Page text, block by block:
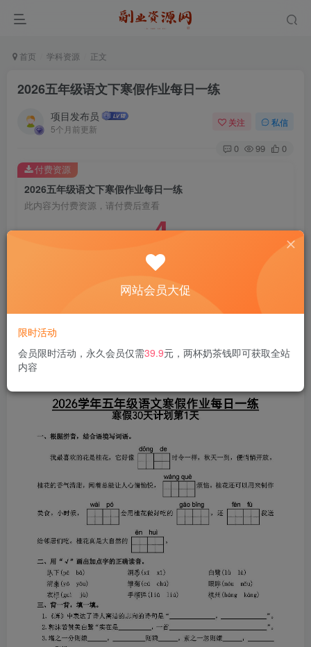
首页 学科资源 正文
2026五年级语文下寒假作业每日一练
项目发布员
5个月前更新
关注 私信
0 99 0
2026五年级语文下寒假作业每日一练
此内容为付费资源，请付费后查看
4
付费资源
网站会员大促
限时活动
会员限时活动，永久会员仅需39.9元，两杯奶茶钱即可获取全站
内容